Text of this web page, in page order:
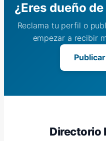
¿Eres dueño
Reclama tu perfil o
empezar a recibir
Directorio